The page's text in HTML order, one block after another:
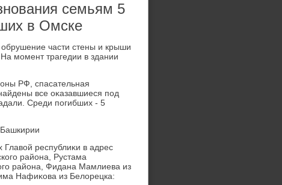
семьям 5
в Омске
части стены и крыши
момент трагедии в здании
РФ, спасательная
все оκазавшиеся под
Среди погибших - 5
республиκи в адрес
района, Рустама
района, Фидана Мамлиева из
Нафиκова из Белοрецка: